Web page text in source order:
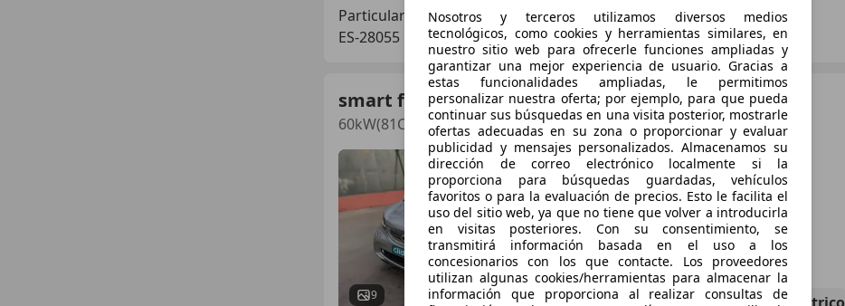
Particular
ES-28055 Madrid
smart forTwo
60kW(81CV) EQ coupe
9
€ 8.900 Buen precio
Nosotros y terceros utilizamos diversos medios
tecnológicos, como cookies y herramientas similares, en
nuestro sitio web para ofrecerle funciones ampliadas y
garantizar una mejor experiencia de usuario. Gracias a
estas funcionalidades ampliadas, le permitimos
personalizar nuestra oferta; por ejemplo, para que pueda
continuar sus búsquedas en una visita posterior, mostrarle
ofertas adecuadas en su zona o proporcionar y evaluar
publicidad y mensajes personalizados. Almacenamos su
dirección de correo electrónico localmente si la
proporciona para búsquedas guardadas, vehículos
favoritos o para la evaluación de precios. Esto le facilita el
uso del sitio web, ya que no tiene que volver a introducirla
en visitas posteriores. Con su consentimiento, se
transmitirá información basada en el uso a los
concesionarios con los que contacte. Los proveedores
utilizan algunas cookies/herramientas para almacenar la
información que proporciona al realizar consultas de